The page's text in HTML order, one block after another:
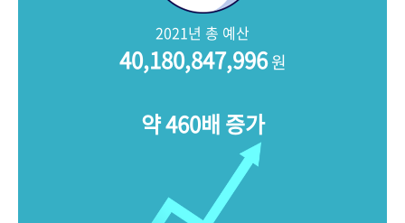
2021년 총 예산
40,180,847,996원
약 460배 증가